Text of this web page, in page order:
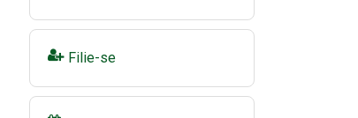
Filie-se